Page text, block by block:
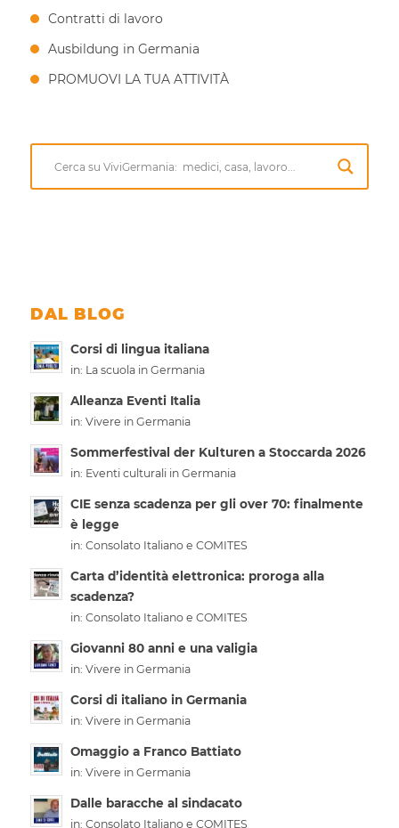
Contratti di lavoro
Ausbildung in Germania
PROMUOVI LA TUA ATTIVITÀ
DAL BLOG
Corsi di lingua italiana
in: La scuola in Germania
Alleanza Eventi Italia
in: Vivere in Germania
Sommerfestival der Kulturen a Stoccarda 2026
in: Eventi culturali in Germania
CIE senza scadenza per gli over 70: finalmente
è legge
in: Consolato Italiano e COMITES
Carta d’identità elettronica: proroga alla
scadenza?
in: Consolato Italiano e COMITES
Giovanni 80 anni e una valigia
in: Vivere in Germania
Corsi di italiano in Germania
in: Vivere in Germania
Omaggio a Franco Battiato
in: Vivere in Germania
Dalle baracche al sindacato
in: Consolato Italiano e COMITES